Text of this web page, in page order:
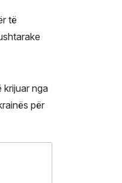
të
krijuar nga
për